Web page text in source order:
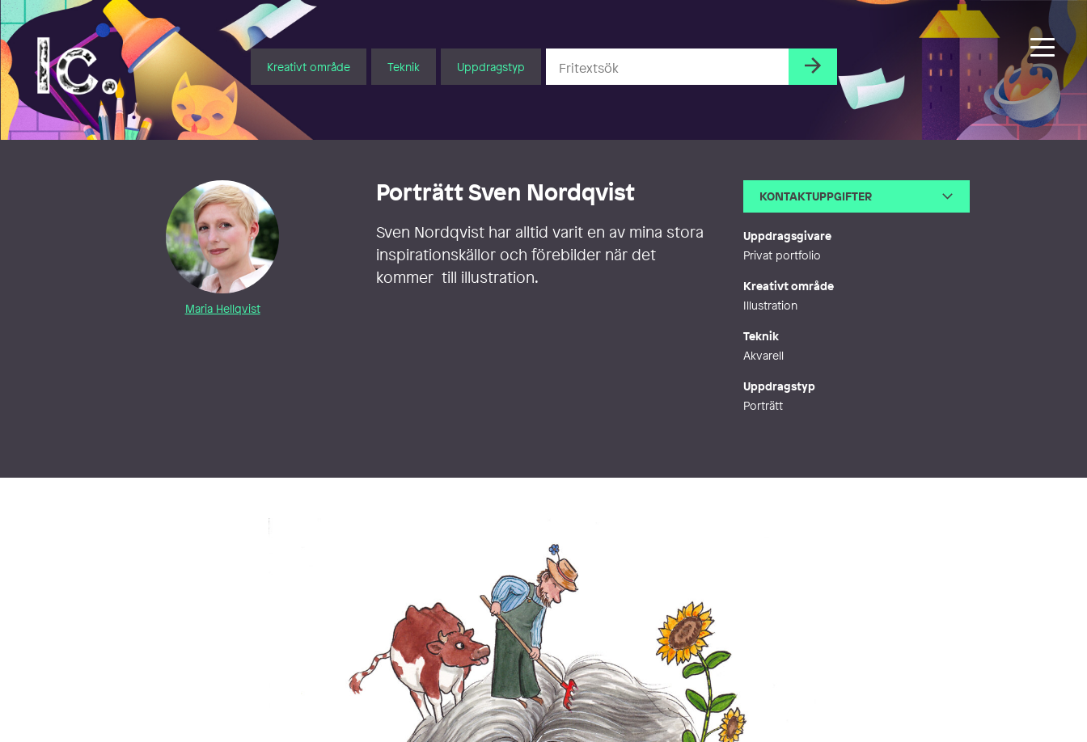
Illustratörcentrum
Kreativt område Teknik Uppdragstyp
Maria Hellqvist
Porträtt Sven Nordqvist
Sven Nordqvist har alltid varit en av mina stora
inspirationskällor och förebilder när det
kommer till illustration.
KONTAKTUPPGIFTER
Webb http://www.bokstavligtmalat.se
Uppdragsgivare
Privat portfolio
Kreativt område
Illustration
Teknik
Akvarell
Uppdragstyp
Porträtt